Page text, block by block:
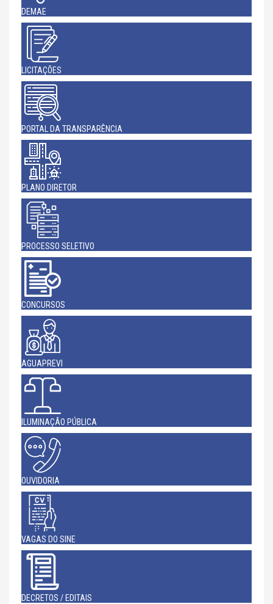
DEMAE
LICITAÇÕES
PORTAL DA TRANSPARÊNCIA
PLANO DIRETOR
PROCESSO SELETIVO
CONCURSOS
AGUAPREVI
ILUMINAÇÃO PÚBLICA
OUVIDORIA
VAGAS DO SINE
DECRETOS / EDITAIS